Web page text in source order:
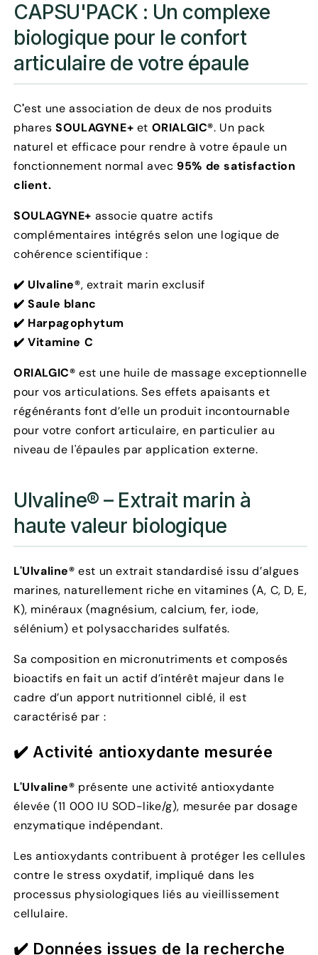
CAPSU'PACK : Un complexe
biologique pour le confort
articulaire de votre épaule
C'est une association de deux de nos produits
pharesSOULAGYNE+ et ORIALGIC®. Un pack
naturel et efficace pour rendre à votre épaule un
fonctionnement normal avec 95% de satisfaction
client.
SOULAGYNE+ associe quatre actifs
complémentaires intégrés selon une logique de
cohérence scientifique :
✔️ Ulvaline®, extrait marin exclusif
✔️Saule blanc
✔️ Harpagophytum
✔️Vitamine C
ORIALGIC® est une huile de massage exceptionnelle
pour vos articulations. Ses effets apaisants et
régénérants font d’elle un produit incontournable
pour votre confort articulaire, en particulier au
niveau de l'épaules par application externe.
Ulvaline® – Extrait marin à
haute valeur biologique
L'Ulvaline® est un extrait standardisé issu d’algues
marines, naturellement riche en vitamines (A, C, D, E,
K), minéraux (magnésium, calcium, fer, iode,
sélénium) et polysaccharides sulfatés.
Sa composition en micronutriments et composés
bioactifs en fait un actif d’intérêt majeur dans le
cadre d’un apport nutritionnel ciblé, il est
caractérisé par :
✔️Activité antioxydante mesurée
L'Ulvaline® présente une activité antioxydante
élevée (11 000 IU SOD-like/g), mesurée par dosage
enzymatique indépendant.
Les antioxydants contribuent à protéger les cellules
contre le stress oxydatif, impliqué dans les
processus physiologiques liés au vieillissement
cellulaire.
✔️ Données issues de la recherche